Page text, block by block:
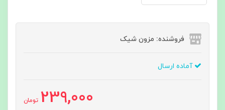
فروشنده: مزون شیک
آماده ارسال
239,000 تومان